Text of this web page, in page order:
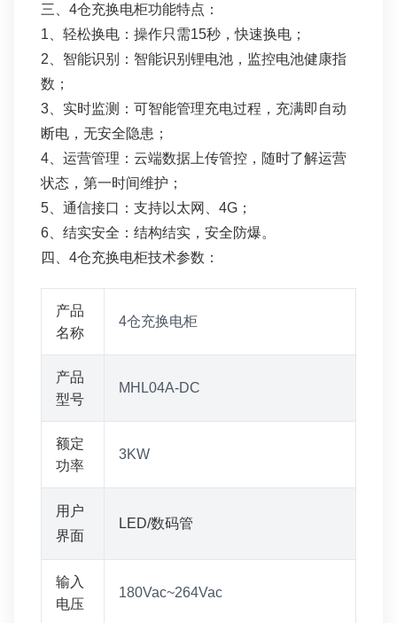
三、4仓充换电柜功能特点：
1、轻松换电：操作只需15秒，快速换电；
2、智能识别：智能识别锂电池，监控电池健康指
数；
3、实时监测：可智能管理充电过程，充满即⾃动
断电，⽆安全隐患；
4、运营管理：云端数据上传管控，随时了解运营
状态，第⼀时间维护；
5、通信接口：支持以太网、4G；
6、结实安全：结构结实，安全防爆。
四、4仓充换电柜技术参数：
产品
名称
4仓充换电柜
产品
型号
MHL04A-DC
额定
功率
3KW
用户
界面
LED/数码管
输入
电压
180Vac~264Vac